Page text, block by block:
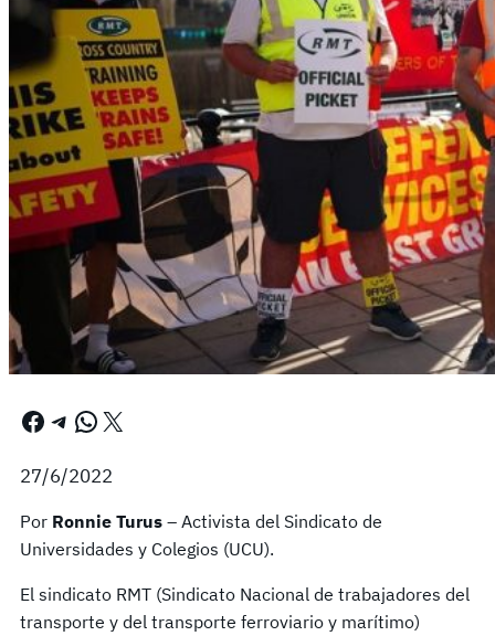
Facebook Telegram WhatsApp X
27/6/2022
Por Ronnie Turus – Activista del Sindicato de
Universidades y Colegios (UCU).
El sindicato RMT (Sindicato Nacional de trabajadores del
transporte y del transporte ferroviario y marítimo)